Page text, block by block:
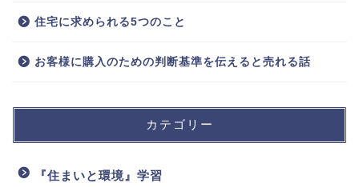
住宅に求められる5つのこと
お客様に購入のための判断基準を伝えると売れる話
カテゴリー
『住まいと環境』学習